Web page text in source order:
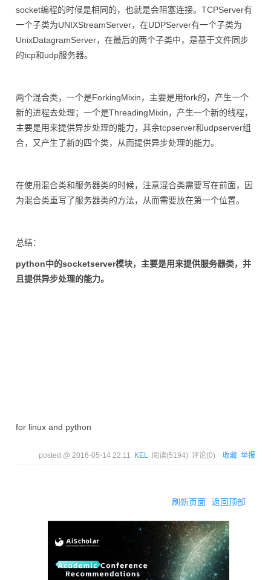
socket编程的时候是相同的，也就是会阻塞连接。TCPServer有
一个子类为UNIXStreamServer，在UDPServer有一个子类为
UnixDatagramServer，在最后的两个子类中，是基于文件同步
的tcp和udp服务器。
两个混合类，一个是ForkingMixin，主要是用fork的，产生一个
新的进程去处理；一个是ThreadingMixin，产生一个新的线程，
主要是用来提供异步处理的能力，其余tcpserver和udpserver组
合，又产生了新的四个类，从而提供异步处理的能力。
在使用混合类和服务器类的时候，注意混合类需要写在前面，因
为混合类重写了服务器类的方法，从而需要放在第一个位置。
总结：
python中的socketserver模块，主要是用来提供服务器类，并
且提供异步处理的能力。
for linux and python
posted @ 2016-05-14 22:11 KEL 阅读(5194) 评论(0) 收藏 举报
刷新页面 返回顶部